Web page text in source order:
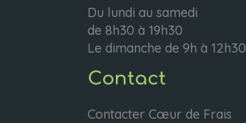
Du lundi au samedi
de 8h30 à 19h30
Le dimanche de 9h à 12h30
Contact
Contacter Cœur de Frais